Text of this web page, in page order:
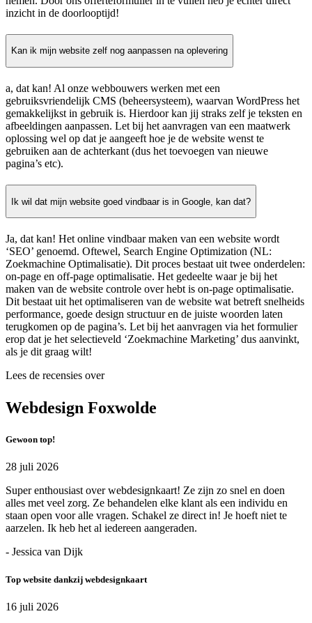
inzicht in de doorlooptijd!
Kan ik mijn website zelf nog aanpassen na oplevering
a, dat kan! Al onze webbouwers werken met een
gebruiksvriendelijk CMS (beheersysteem), waarvan WordPress het
gemakkelijkst in gebruik is. Hierdoor kan jij straks zelf je teksten en
afbeeldingen aanpassen. Let bij het aanvragen van een maatwerk
oplossing wel op dat je aangeeft hoe je de website wenst te
gebruiken aan de achterkant (dus het toevoegen van nieuwe
pagina’s etc).
Ik wil dat mijn website goed vindbaar is in Google, kan dat?
Ja, dat kan! Het online vindbaar maken van een website wordt
‘SEO’ genoemd. Oftewel, Search Engine Optimization (NL:
Zoekmachine Optimalisatie). Dit proces bestaat uit twee onderdelen:
on-page en off-page optimalisatie. Het gedeelte waar je bij het
maken van de website controle over hebt is on-page optimalisatie.
Dit bestaat uit het optimaliseren van de website wat betreft snelheids
performance, goede design structuur en de juiste woorden laten
terugkomen op de pagina’s. Let bij het aanvragen via het formulier
erop dat je het selectieveld ‘Zoekmachine Marketing’ dus aanvinkt,
als je dit graag wilt!
Lees de recensies over
Webdesign Foxwolde
Gewoon top!
28 juli 2026
Super enthousiast over webdesignkaart! Ze zijn zo snel en doen
alles met veel zorg. Ze behandelen elke klant als een individu en
staan open voor alle vragen. Schakel ze direct in! Je hoeft niet te
aarzelen. Ik heb het al iedereen aangeraden.
- Jessica van Dijk
Top website dankzij webdesignkaart
16 juli 2026